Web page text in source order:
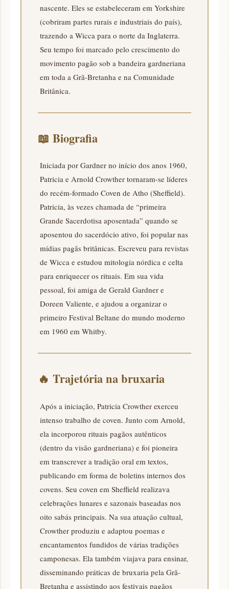
nascente. Eles se estabeleceram em Yorkshire
(cobriram partes rurais e industriais do país),
trazendo a Wicca para o norte da Inglaterra.
Seu tempo foi marcado pelo crescimento do
movimento pagão sob a bandeira gardneriana
em toda a Grã-Bretanha e na Comunidade
Britânica.
📖 Biografia
Iniciada por Gardner no início dos anos 1960,
Patricia e Arnold Crowther tornaram-se líderes
do recém-formado Coven de Atho (Sheffield).
Patricia, às vezes chamada de “primeira
Grande Sacerdotisa aposentada” quando se
aposentou do sacerdócio ativo, foi popular nas
mídias pagãs britânicas. Escreveu para revistas
de Wicca e estudou mitologia nórdica e celta
para enriquecer os rituais. Em sua vida
pessoal, foi amiga de Gerald Gardner e
Doreen Valiente, e ajudou a organizar o
primeiro Festival Beltane do mundo moderno
em 1960 em Whitby.
🔥 Trajetória na bruxaria
Após a iniciação, Patricia Crowther exerceu
intenso trabalho de coven. Junto com Arnold,
ela incorporou rituais pagãos autênticos
(dentro da visão gardneriana) e foi pioneira
em transcrever a tradição oral em textos,
publicando em forma de boletins internos dos
covens. Seu coven em Sheffield realizava
celebrações lunares e sazonais baseadas nos
oito sabás principais. Na sua atuação cultual,
Crowther produziu e adaptou poemas e
encantamentos fundidos de várias tradições
camponesas. Ela também viajava para ensinar,
disseminando práticas de bruxaria pela Grã-
Bretanha e assistindo aos festivais pagãos